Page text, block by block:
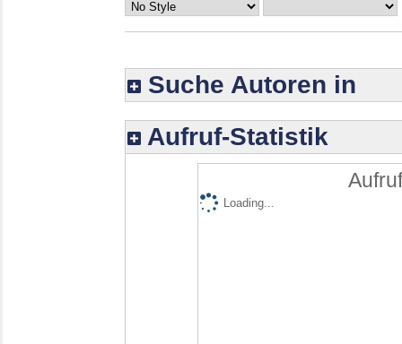
Suche Autoren in
Aufruf-Statistik
Loading...